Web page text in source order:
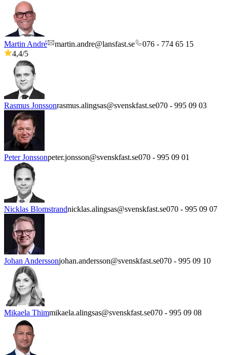
Martin André martin.andre@lansfast.se
076 - 774 65 15
4,4/5
Rasmus Jonssonrasmus.alingsas@svenskfast.se070 - 995 09 03
Peter Jonssonpeter.jonsson@svenskfast.se070 - 995 09 01
Nicklas Blomstrandnicklas.alingsas@svenskfast.se070 - 995 09 07
Johan Anderssonjohan.andersson@svenskfast.se070 - 995 09 10
Mikaela Thimmikaela.alingsas@svenskfast.se070 - 995 09 08